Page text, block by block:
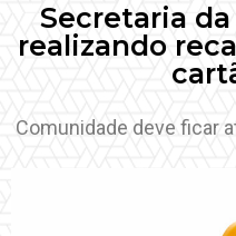
Secretaria
realizando
Comunidade deve ficar